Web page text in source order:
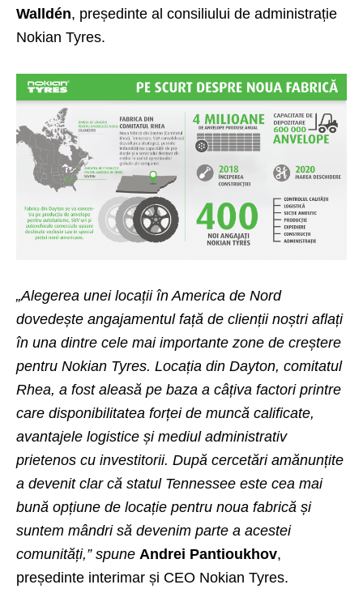
Walldén, președinte al consiliului de administrație
Nokian Tyres.
„Alegerea unei locații în America de Nord
dovedește angajamentul față de clienții noștri aflați
în una dintre cele mai importante zone de creștere
pentru Nokian Tyres. Locația din Dayton, comitatul
Rhea, a fost aleasă pe baza a câțiva factori printre
care disponibilitatea forței de muncă calificate,
avantajele logistice și mediul administrativ
prietenos cu investitorii. După cercetări amănunțite
a devenit clar că statul Tennessee este cea mai
bună opțiune de locație pentru noua fabrică și
suntem mândri să devenim parte a acestei
comunități,” spune Andrei Pantioukhov,
președinte interimar și CEO Nokian Tyres.